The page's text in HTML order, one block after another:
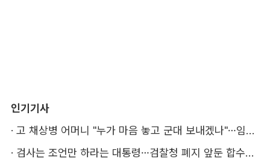
인기기사
·
고 채상병 어머니 "누가 마음 놓고 군대 보내겠나"…임성근 징역 3년에 분통
·
검사는 조언만 하라는 대통령…검찰청 폐지 앞둔 합수본 '딜레마'